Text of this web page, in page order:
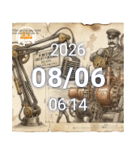
2026
08/06
06:14